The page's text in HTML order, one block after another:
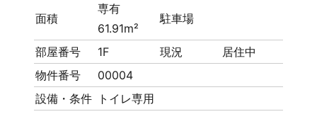
面積
専有
61.91m²
駐車場
部屋番号 1F 現況
居住中
物件番号
00004
設備・条件
トイレ専用